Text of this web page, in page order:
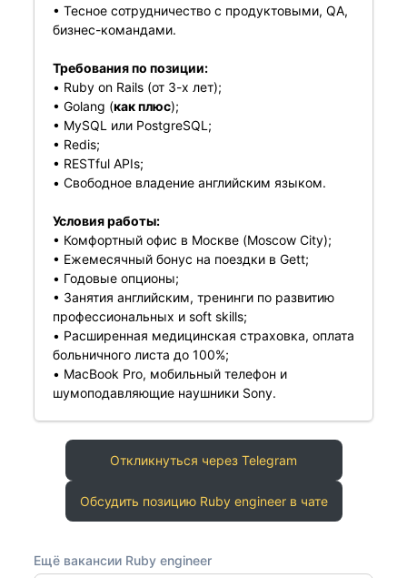
• Тесное сотрудничество с продуктовыми, QA,
бизнес-командами.
Требования по позиции:
• Ruby on Rails (от 3-х лет);
• Golang (как плюс);
• MySQL или PostgreSQL;
• Redis;
• RESTful APIs;
• Свободное владение английским языком.
Условия работы:
• Комфортный офис в Москве (Moscow City);
• Ежемесячный бонус на поездки в Gett;
• Годовые опционы;
• Занятия английским, тренинги по развитию
профессиональных и soft skills;
• Расширенная медицинская страховка, оплата
больничного листа до 100%;
• MacBook Pro, мобильный телефон и
шумоподавляющие наушники Sony.
Откликнуться через Telegram
Обсудить позицию Ruby engineer в чате
Ещё вакансии Ruby engineer